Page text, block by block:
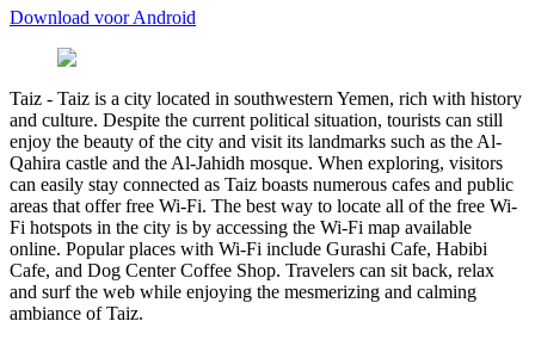
Download voor Android
Taiz - Taiz is a city located in southwestern Yemen, rich with history
and culture. Despite the current political situation, tourists can still
enjoy the beauty of the city and visit its landmarks such as the Al-
Qahira castle and the Al-Jahidh mosque. When exploring, visitors
can easily stay connected as Taiz boasts numerous cafes and public
areas that offer free Wi-Fi. The best way to locate all of the free Wi-
Fi hotspots in the city is by accessing the Wi-Fi map available
online. Popular places with Wi-Fi include Gurashi Cafe, Habibi
Cafe, and Dog Center Coffee Shop. Travelers can sit back, relax
and surf the web while enjoying the mesmerizing and calming
ambiance of Taiz.